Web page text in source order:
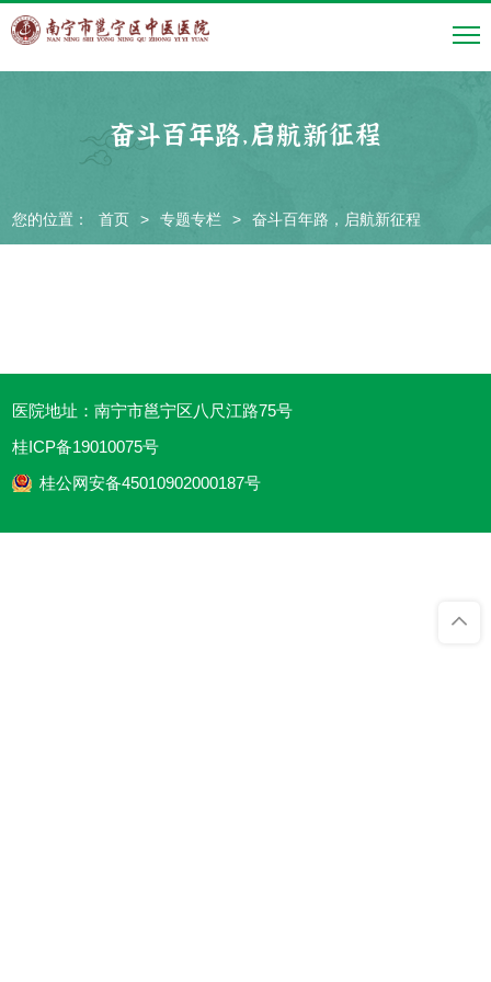
奋斗百年路，启航新征程
您的位置： 首页 > 专题专栏 > 奋斗百年路，启航新征程
医院地址：南宁市邕宁区八尺江路75号
桂ICP备19010075号
桂公网安备45010902000187号